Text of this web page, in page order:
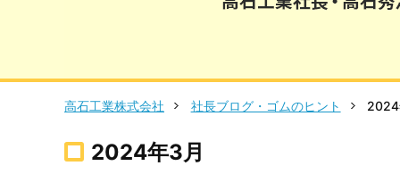
高石工業株式会社 社長ブログ・ゴムのヒント
2024年3月